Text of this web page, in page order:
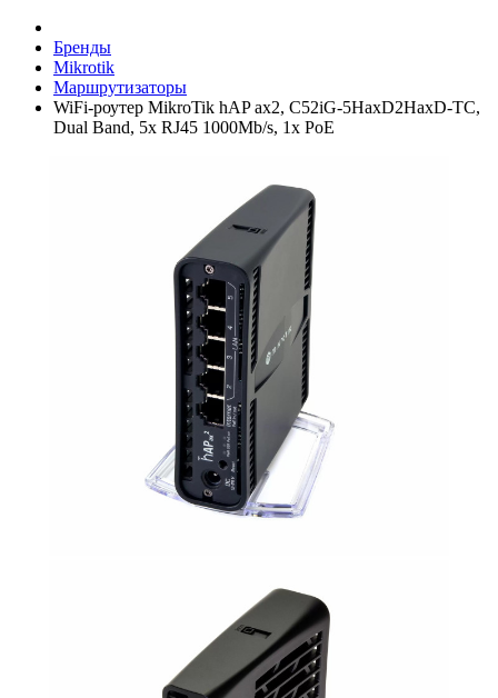
Бренды
Mikrotik
Маршрутизаторы
WiFi-роутер MikroTik hAP ax2, C52iG-5HaxD2HaxD-TC,
Dual Band, 5x RJ45 1000Mb/s, 1x PoE